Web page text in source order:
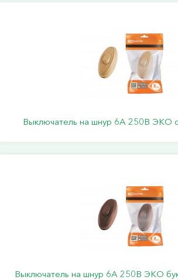
Выключатель на шнур 6А 250В ЭКО
Выключатель на шнур 6А 250В ЭКО